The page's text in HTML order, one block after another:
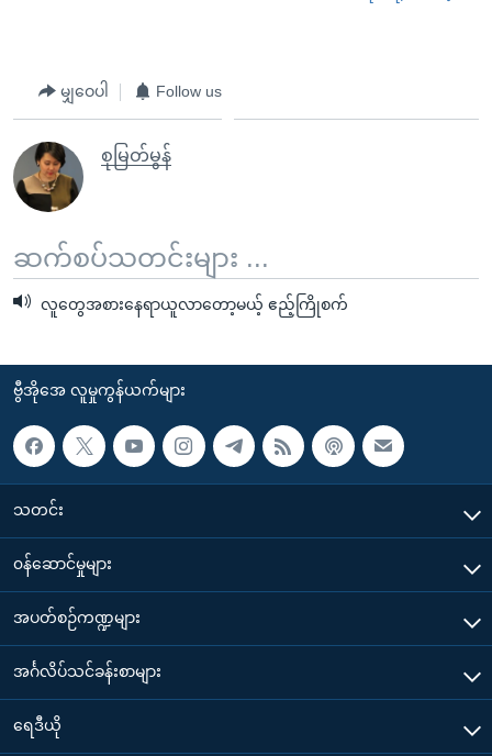
မျှဝေပါ Follow us
စုမြတ်မွန်
ဆက်စပ်သတင်းများ ...
လူတွေအစားနေရာယူလာတော့မယ့် ဧည့်ကြိုစက်
ဗွီအိုအေ လူမှုကွန်ယက်များ
သတင်း
၀န်ဆောင်မှုများ
အပတ်စဉ်ကဏ္ဍများ
အင်္ဂလိပ်သင်ခန်းစာများ
ရေဒီယို